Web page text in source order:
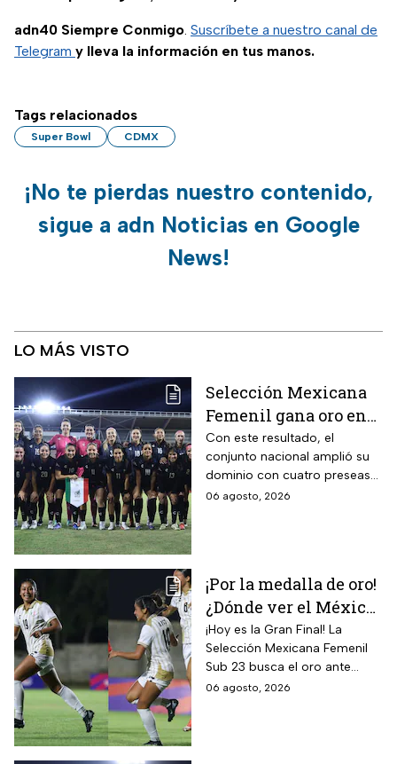
adn40 Siempre Conmigo. Suscríbete a nuestro canal de
Telegram y lleva la información en tus manos.
Tags relacionados
Super Bowl CDMX
¡No te pierdas nuestro contenido,
sigue a adn Noticias en Google
News!
LO MÁS VISTO
Selección Mexicana
Femenil gana oro en
Juegos
Centroamericanos; el
camino de México a la
gloria
Con este resultado, el
conjunto nacional amplió su
dominio con cuatro preseas
doradas de forma
06 agosto, 2026
¡Por la medalla de oro!
¿Dónde ver el México
vs Colombia Femenil?
Así puedes seguir la
Gran Final EN VIVO
¡Hoy es la Gran Final! La
Selección Mexicana Femenil
Sub 23 busca el oro ante
Colombia en los Juegos
06 agosto, 2026